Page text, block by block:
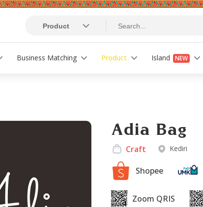
Business Matching Product Island NEW
Adia Bag
Craft Kediri
Shopee
Zoom QRIS